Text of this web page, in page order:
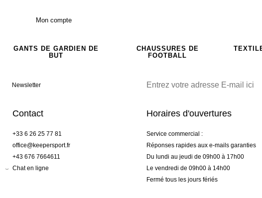
Mon compte
GANTS DE GARDIEN DE
BUT
CHAUSSURES DE
FOOTBALL
Newsletter
Contact
+33 6 26 25 77 81
office@keepersport.fr
+43 676 7664611
Chat en ligne
Horaires d'ouvertures
Service commercial :
Réponses rapides aux e-mails garanties
Du lundi au jeudi de 09h00 à 17h00
Le vendredi de 09h00 à 14h00
Fermé tous les jours fériés